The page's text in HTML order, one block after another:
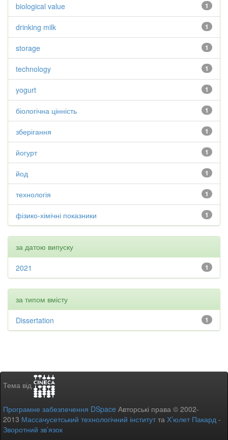
1
biological value
1
drinking milk
1
storage
1
technology
1
yogurt
1
біологічна цінність
1
зберігання
1
йогурт
1
йод
1
технологія
1
фізико-хімічні показники
за датою випуску
1
2021
за типом вмісту
1
Dissertation
Тема від
Програмне забезпечення DSpace Авторські права © 2002-
2013 Массачусетський технологічний інститутта Х’юлет Пакард -
Зворотний зв’язок